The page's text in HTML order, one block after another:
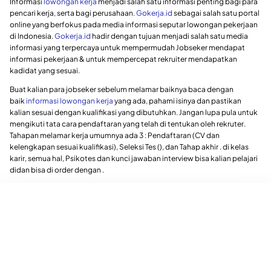
pencari kerja, serta bagi perusahaan. Gokerja.id sebagai salah satu portal
online yang berfokus pada media informasi seputar lowongan pekerjaan
di Indonesia. Gokerja.id hadir dengan tujuan menjadi salah satu media
informasi yang terpercaya untuk mempermudah Jobseker mendapat
informasi pekerjaan & untuk mempercepat rekruiter mendapatkan
kadidat yang sesuai.
Buat kalian para jobseker sebelum melamar baiknya baca dengan
baik informasi lowongan kerja yang ada, pahami isinya dan pastikan
kalian sesuai dengan kualifikasi yang dibutuhkan. Jangan lupa pula untuk
mengikuti tata cara pendaftaran yang telah di tentukan oleh rekruter.
Tahapan melamar kerja umumnya ada 3 : Pendaftaran (CV dan
kelengkapan sesuai kualifikasi), Seleksi Tes (), dan Tahap akhir . di kelas
karir, semua hal, Psikotes dan kunci jawaban interview bisa kalian pelajari
didan bisa di order dengan .